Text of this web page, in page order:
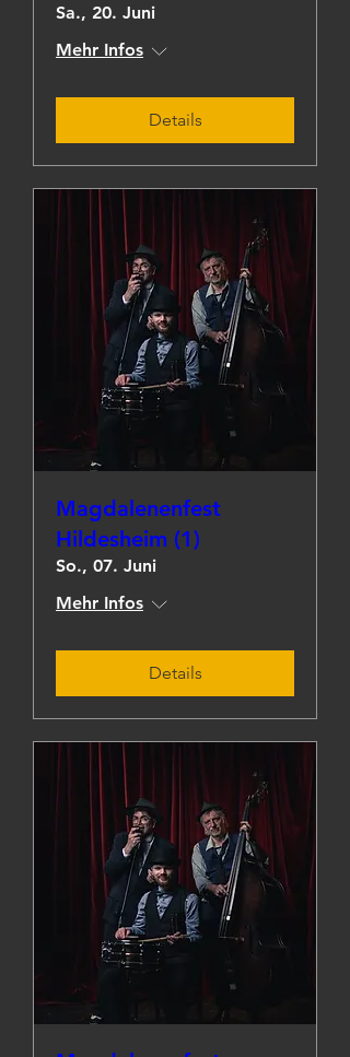
Sa., 20. Juni
Mehr Infos
Details
Magdalenenfest
Hildesheim (1)
So., 07. Juni
Mehr Infos
Details